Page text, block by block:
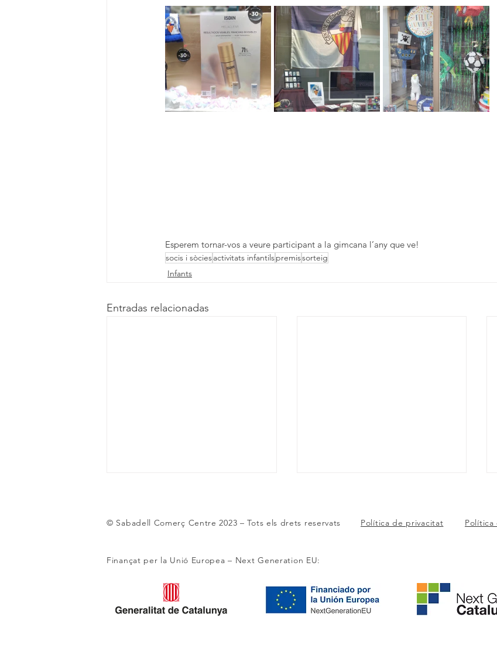
Esperem tornar-vos a veure participant a la gimcana l’any que ve!
socis i sòciesactivitats infantilspremissorteig
Infants
Entradas relacionadas
L’entranyable amistat entre
l’Ambaixador Reial i el
Llaminer
Apareixen 20 Clicks XXL als
aparadors dels nostres
comerços
© Sabadell Comerç Centre 2023 – Tots els drets reservats Política de privacitat Política
Finançat per la Unió Europea – Next Generation EU: